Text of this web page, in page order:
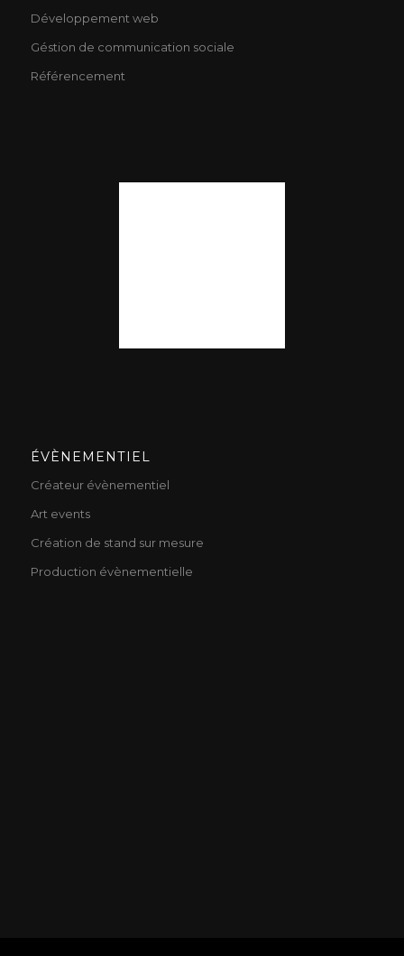
Développement web
Géstion de communication sociale
Référencement
ÉVÈNEMENTIEL
Créateur évènementiel
Art events
Création de stand sur mesure
Production évènementielle